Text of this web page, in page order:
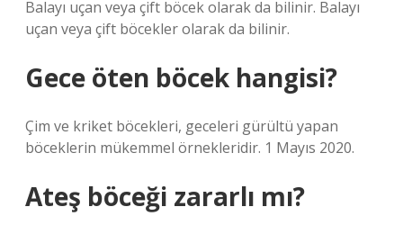
Balayı uçan veya çift böcek olarak da bilinir. Balayı
uçan veya çift böcekler olarak da bilinir.
Gece öten böcek hangisi?
Çim ve kriket böcekleri, geceleri gürültü yapan
böceklerin mükemmel örnekleridir. 1 Mayıs 2020.
Ateş böceği zararlı mı?